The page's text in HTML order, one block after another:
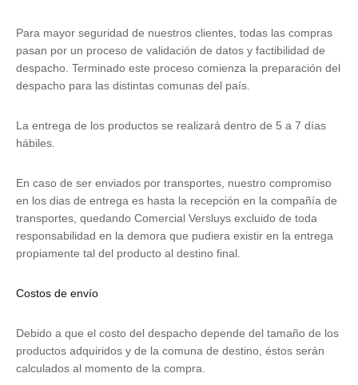
Para mayor seguridad de nuestros clientes, todas las compras
pasan por un proceso de validación de datos y factibilidad de
despacho. Terminado este proceso comienza la preparación del
despacho para las distintas comunas del país.
La entrega de los productos se realizará dentro de 5 a 7 días
hábiles.
En caso de ser enviados por transportes, nuestro compromiso
en los dias de entrega es hasta la recepción en la compañía de
transportes, quedando Comercial Versluys excluido de toda
responsabilidad en la demora que pudiera existir en la entrega
propiamente tal del producto al destino final.
Costos de envío
Debido a que el costo del despacho depende del tamaño de los
productos adquiridos y de la comuna de destino, éstos serán
calculados al momento de la compra.